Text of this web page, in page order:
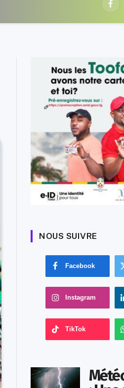
NOUS SUIVRE
Facebook
Instagram
TikTok